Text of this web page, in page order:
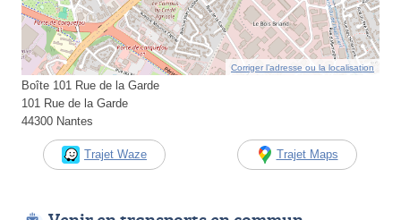
Corriger l’adresse ou la localisation
Boîte 101 Rue de la Garde
101 Rue de la Garde
44300 Nantes
Trajet Waze Trajet Maps